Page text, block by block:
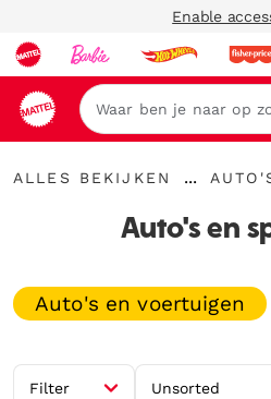
Enable
{"key":"Alles
ALLES BEKIJKEN
...
en-
Auto's en
Auto's en voertuigen
Filter Unsorted